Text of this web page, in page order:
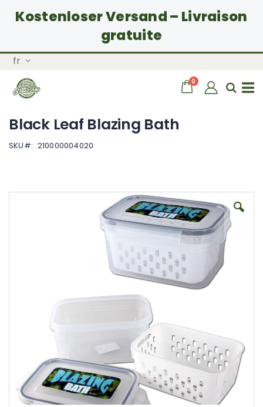
Kostenloser Versand – Livraison
gratuite
Allez
contenu
Langue
fr
Chariot
0 articles
Skip
Black Leaf Blazing Bath
SKU 210000004020